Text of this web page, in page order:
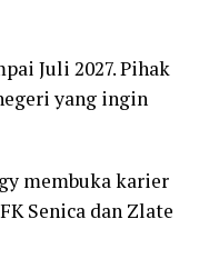
Juli 2027. Pihak
yang ingin
membuka karier
Senica dan Zlate